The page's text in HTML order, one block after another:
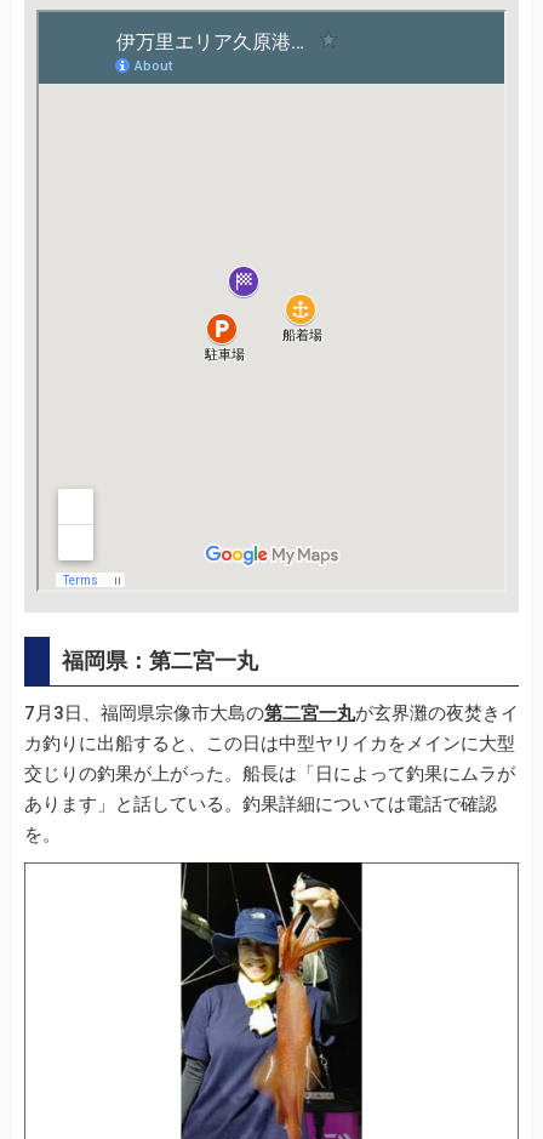
福岡県：第二宮一丸
7月3日、福岡県宗像市大島の第二宮一丸が玄界灘の夜焚きイ
カ釣りに出船すると、この日は中型ヤリイカをメインに大型
交じりの釣果が上がった。船長は「日によって釣果にムラが
あります」と話している。釣果詳細については電話で確認
を。